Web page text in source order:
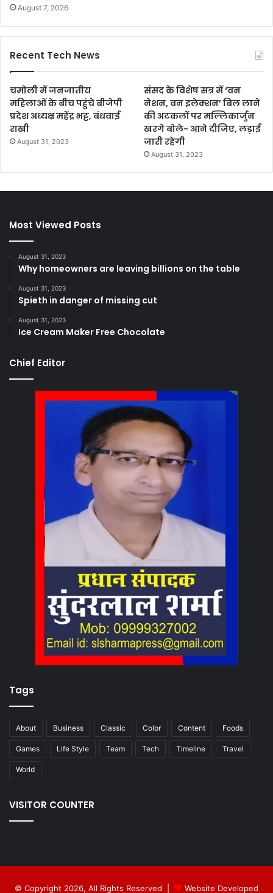
August 7, 2026
Recent Tech News
चमोली में जनजातीय
महिलाओं के बीच पहुंचे बीजेपी
प्रदेश अध्यक्ष महेंद्र भट्ट, बंधवाई
राखी
August 31, 2023
संसद के विशेष सत्र में ‘वन
नेशन, वन इलेक्शन’ बिल लाने
की अटकलों पर मल्लिकार्जुन
खरगे बोले- आने दीजिए, लड़ाई
जारी रहेगी
August 31, 2023
Most Viewed Posts
August 31, 2023
Why homeowners are leaving billions on the table
August 31, 2023
Spieth in danger of missing cut
August 31, 2023
Ice Cream Maker Free Chocolate
Chief Editor
Tags
About Business Classic Color Content Foods
Games Life Style Team Tech Timeline Travel
World
VISITOR COUNTER
© Copyright 2026, All Rights Reserved | Website Developed